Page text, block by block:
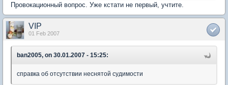
Провокационный вопрос. Уже кстати не первый, учтите.
VIP
01 Feb 2007
ban2005, on 30.01.2007 - 15:25:
справка об отсутствии неснятой судимости